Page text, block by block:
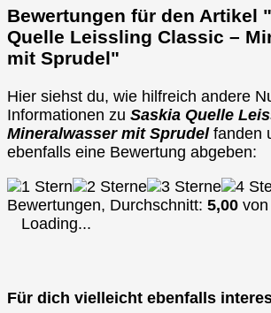
Bewertungen für den Artikel
Quelle Leissling Classic –
mit Sprudel"
Hier siehst du, wie hilfreich andere
Informationen zu Saskia Quelle
Mineralwasser mit Sprudelfanden
ebenfalls eine Bewertung abgeben:
Bewertungen, Durchschnitt: 5,00 von
Loading...
Für dich vielleicht ebenfalls